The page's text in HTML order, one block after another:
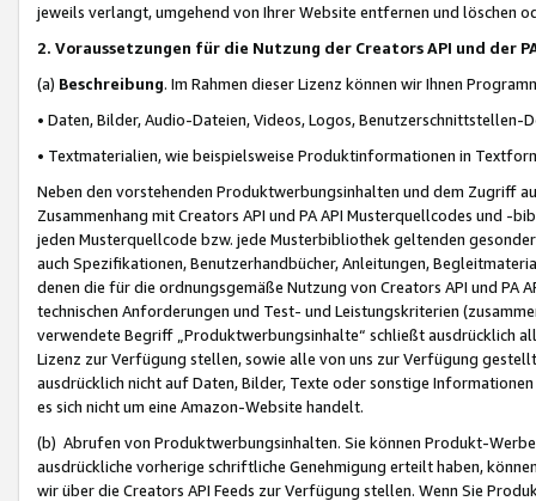
jeweils verlangt, umgehend von Ihrer Website entfernen und löschen
2. Voraussetzungen für die Nutzung der Creators API und der
(a) Beschreibung. Im Rahmen dieser Lizenz können wir Ihnen
• Daten, Bilder, Audio-Dateien, Videos, Logos, Benutzerschnittstellen-
• Textmaterialien, wie beispielsweise Produktinformationen in
Neben den vorstehenden Produktwerbungsinhalten und dem Zugriff
Zusammenhang mit Creators API und PA API Musterquellcodes und
jeden Musterquellcode bzw. jede Musterbibliothek geltenden
auch Spezifikationen, Benutzerhandbücher, Anleitungen,
denen die für die ordnungsgemäße Nutzung von Creators API und PA
technischen Anforderungen und Test- und Leistungskriterien
verwendete Begriff „Produktwerbungsinhalte“ schließt ausdrücklich
Lizenz zur Verfügung stellen, sowie alle von uns zur Verfügung
ausdrücklich nicht auf Daten, Bilder, Texte oder sonstige
es sich nicht um eine Amazon-Website handelt.
(b) Abrufen von Produktwerbungsinhalten. Sie können Produkt-
ausdrückliche vorherige schriftliche Genehmigung erteilt haben,
wir über die Creators API Feeds zur Verfügung stellen. Wenn Sie